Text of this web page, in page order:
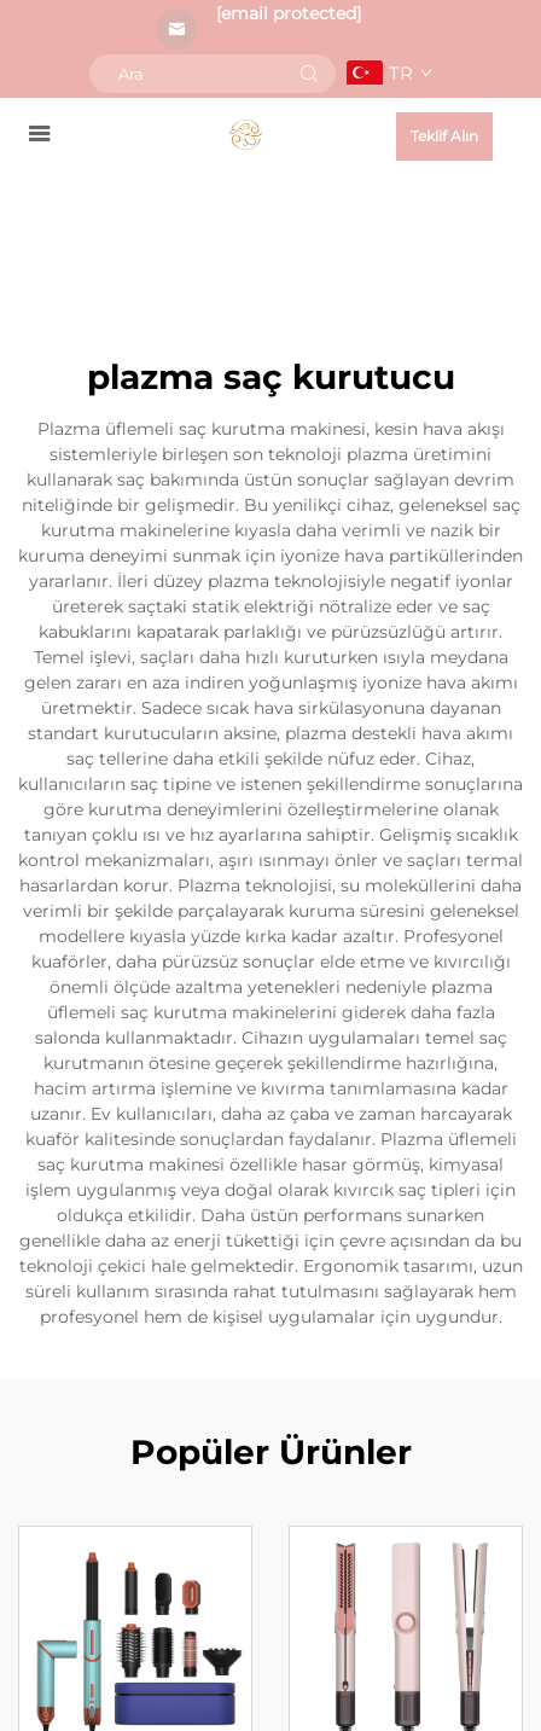
[email protected]
TR
Teklif Alın
plazma saç kurutucu
Plazma üflemeli saç kurutma makinesi, kesin hava akışı
sistemleriyle birleşen son teknoloji plazma üretimini
kullanarak saç bakımında üstün sonuçlar sağlayan devrim
niteliğinde bir gelişmedir. Bu yenilikçi cihaz, geleneksel saç
kurutma makinelerine kıyasla daha verimli ve nazik bir
kuruma deneyimi sunmak için iyonize hava partiküllerinden
yararlanır. İleri düzey plazma teknolojisiyle negatif iyonlar
üreterek saçtaki statik elektriği nötralize eder ve saç
kabuklarını kapatarak parlaklığı ve pürüzsüzlüğü artırır.
Temel işlevi, saçları daha hızlı kuruturken ısıyla meydana
gelen zararı en aza indiren yoğunlaşmış iyonize hava akımı
üretmektir. Sadece sıcak hava sirkülasyonuna dayanan
standart kurutucuların aksine, plazma destekli hava akımı
saç tellerine daha etkili şekilde nüfuz eder. Cihaz,
kullanıcıların saç tipine ve istenen şekillendirme sonuçlarına
göre kurutma deneyimlerini özelleştirmelerine olanak
tanıyan çoklu ısı ve hız ayarlarına sahiptir. Gelişmiş sıcaklık
kontrol mekanizmaları, aşırı ısınmayı önler ve saçları termal
hasarlardan korur. Plazma teknolojisi, su moleküllerini daha
verimli bir şekilde parçalayarak kuruma süresini geleneksel
modellere kıyasla yüzde kırka kadar azaltır. Profesyonel
kuaförler, daha pürüzsüz sonuçlar elde etme ve kıvırcılığı
önemli ölçüde azaltma yetenekleri nedeniyle plazma
üflemeli saç kurutma makinelerini giderek daha fazla
salonda kullanmaktadır. Cihazın uygulamaları temel saç
kurutmanın ötesine geçerek şekillendirme hazırlığına,
hacim artırma işlemine ve kıvırma tanımlamasına kadar
uzanır. Ev kullanıcıları, daha az çaba ve zaman harcayarak
kuaför kalitesinde sonuçlardan faydalanır. Plazma üflemeli
saç kurutma makinesi özellikle hasar görmüş, kimyasal
işlem uygulanmış veya doğal olarak kıvırcık saç tipleri için
oldukça etkilidir. Daha üstün performans sunarken
genellikle daha az enerji tükettiği için çevre açısından da bu
teknoloji çekici hale gelmektedir. Ergonomik tasarımı, uzun
süreli kullanım sırasında rahat tutulmasını sağlayarak hem
profesyonel hem de kişisel uygulamalar için uygundur.
Popüler Ürünler